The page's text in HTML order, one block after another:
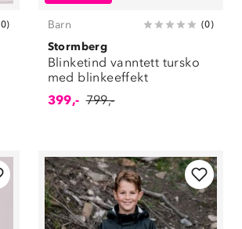
0) Barn (0)
Stormberg
Blinketind vanntett tursko
med blinkeeffekt
399,- 799,-